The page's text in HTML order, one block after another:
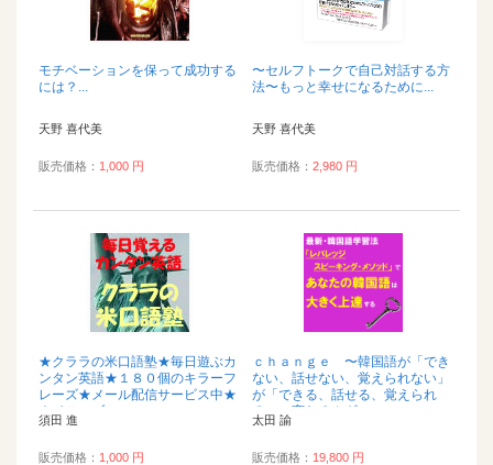
モチベーションを保って成功する
には？...
天野 喜代美
販売価格： 1,000 円
〜セルフトークで自己対話する方
法〜もっと幸せになるために...
天野 喜代美
販売価格： 2,980 円
★クララの米口語塾★毎日遊ぶカ
ンタン英語★１８０個のキラーフ
レーズ★メール配信サービス中★
ネイティブ・ス...
須田 進
販売価格： 1,000 円
ｃｈａｎｇｅ 〜韓国語が「でき
ない、話せない、覚えられない」
が「できる、話せる、覚えられ
る」に変わるカギ...
太田 諭
販売価格： 19,800 円